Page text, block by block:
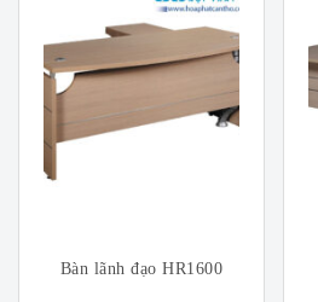
Bàn lãnh đạo HR1600